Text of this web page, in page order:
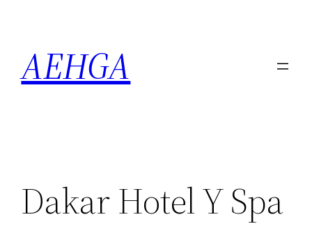
contenido
AEHGA
Dakar Hotel Y Spa